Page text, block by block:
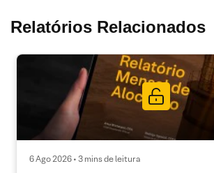
Relatórios Relacionados
6 Ago 2026 • 3 mins de leitura